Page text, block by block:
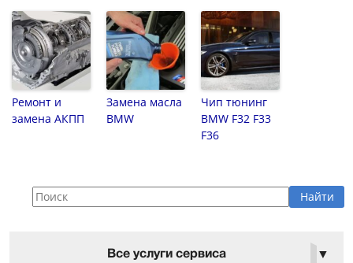
Ремонт и
замена АКПП
Замена масла
BMW
Чип тюнинг
BMW F32 F33
F36
Все услуги сервиса ▼